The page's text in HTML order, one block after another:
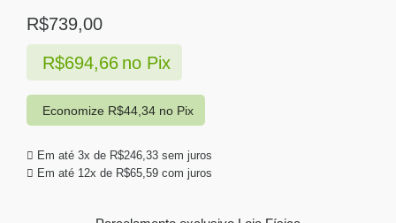
R$739,00
Em até 3x de R$246,33 sem juros
Em até 12x de R$65,59 com juros
R$694,66 no Pix
Economize R$44,34no Pix